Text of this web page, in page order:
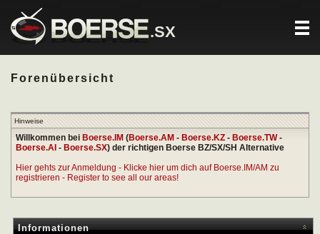
.SX
Forenübersicht
Hinweise
Willkommen bei Boerse.IM (Boerse.AM - Boerse.KZ - Boerse.TW-
Boerse.AI - Boerse.SX) der richtigen Boerse BZ/SX/SH Alternative
Hier gehts zur Anmeldung - Klicke hier um dich auf Boerse.IM/AM zu
registrieren - Register to see all our areas!
Informationen